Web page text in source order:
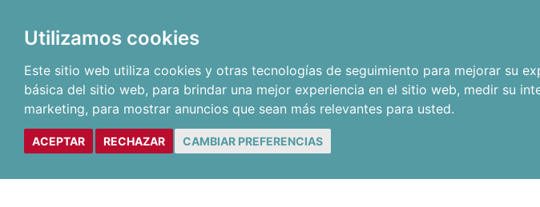
Utilizamos cookies
Este sitio web utiliza cookies y otras tecnologías de seguimiento para mejorar su
básica del sitio web, para brindar una mejor experiencia en el sitio web, medir su
marketing, para mostrar anuncios que sean más relevantes para usted.
ACEPTAR RECHAZAR CAMBIAR PREFERENCIAS